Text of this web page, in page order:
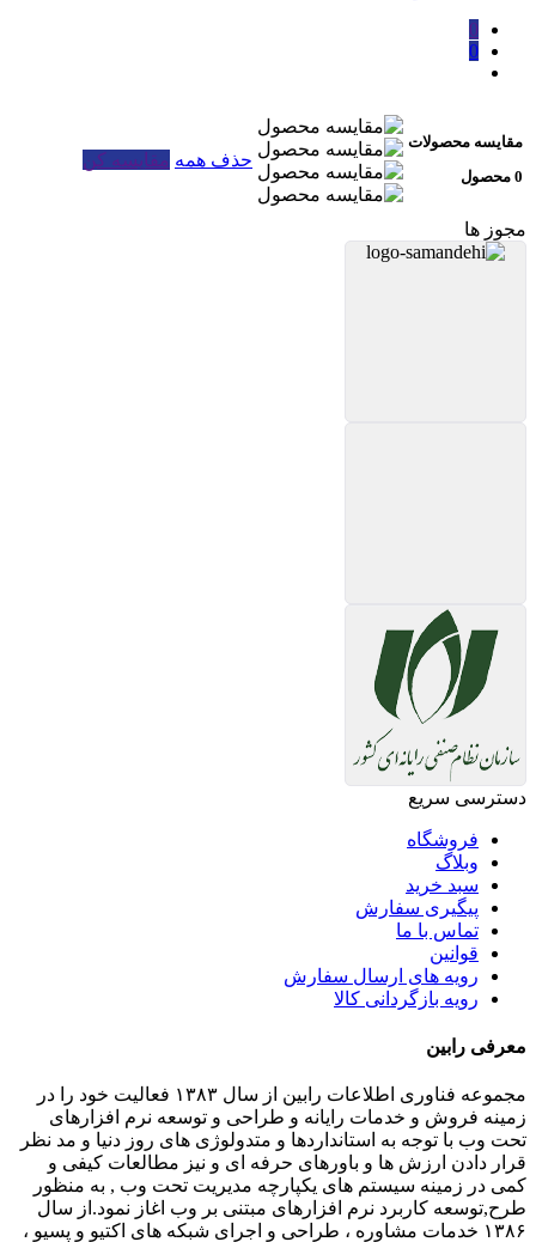
0
0
مقایسه محصولات
0 محصول
حذف همه مقایسه کن
مجوز ها
دسترسی سریع
فروشگاه
وبلاگ
سبد خرید
پیگیری سفارش
تماس با ما
قوانین
رویه های ارسال سفارش
رویه بازگردانی کالا
معرفی رابین
مجموعه فناوری اطلاعات رابین از سال ۱۳۸۳ فعالیت خود را در
زمینه فروش و خدمات رایانه و طراحی و توسعه نرم افزارهای
تحت وب با توجه به استانداردها و متدولوژی های روز دنیا و مد نظر
قرار دادن ارزش ها و باورهای حرفه ای و نیز مطالعات کیفی و
کمی در زمینه سیستم های یکپارچه مدیریت تحت وب , به منظور
طرح,توسعه کاربرد نرم افزارهای مبتنی بر وب اغاز نمود.از سال
۱۳۸۶ خدمات مشاوره ، طراحی و اجرای شبکه های اکتیو و پسیو ،